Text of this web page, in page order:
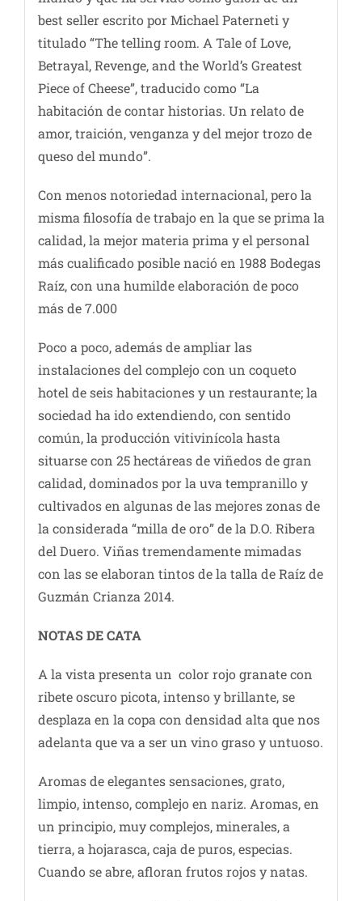
best seller escrito por Michael Paterneti y
titulado “The telling room. A Tale of Love,
Betrayal, Revenge, and the World’s Greatest
Piece of Cheese”, traducido como “La
habitación de contar historias. Un relato de
amor, traición, venganza y del mejor trozo de
queso del mundo”.
Con menos notoriedad internacional, pero la
misma filosofía de trabajo en la que se prima la
calidad, la mejor materia prima y el personal
más cualificado posible nació en 1988 Bodegas
Raíz, con una humilde elaboración de poco
más de 7.000
Poco a poco, además de ampliar las
instalaciones del complejo con un coqueto
hotel de seis habitaciones y un restaurante; la
sociedad ha ido extendiendo, con sentido
común, la producción vitivinícola hasta
situarse con 25 hectáreas de viñedos de gran
calidad, dominados por la uva tempranillo y
cultivados en algunas de las mejores zonas de
la considerada “milla de oro” de la D.O. Ribera
del Duero. Viñas tremendamente mimadas
con las se elaboran tintos de la talla de Raíz de
Guzmán Crianza 2014.
NOTAS DE CATA
A la vista presenta un color rojo granate con
ribete oscuro picota, intenso y brillante, se
desplaza en la copa con densidad alta que nos
adelanta que va a ser un vino graso y untuoso.
Aromas de elegantes sensaciones, grato,
limpio, intenso, complejo en nariz. Aromas, en
un principio, muy complejos, minerales, a
tierra, a hojarasca, caja de puros, especias.
Cuando se abre, afloran frutos rojos y natas.